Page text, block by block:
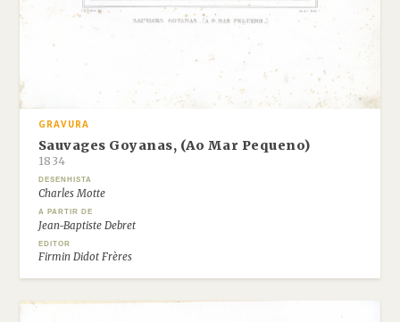
GRAVURA
Sauvages Goyanas, (Ao Mar Pequeno)
1834
DESENHISTA
Charles Motte
A PARTIR DE
Jean-Baptiste Debret
EDITOR
Firmin Didot Frères